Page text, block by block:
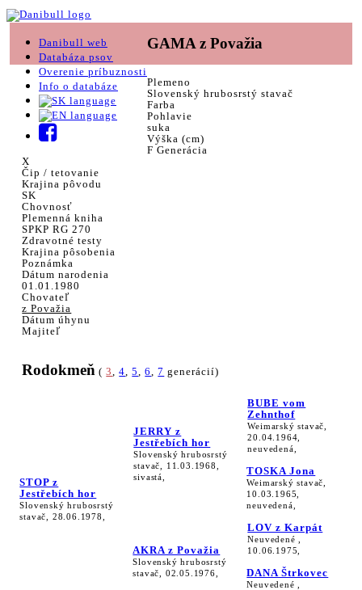
Danibull web
Databáza psov
Overenie príbuznosti
Info o databáze
GAMA z Považia
Plemeno
Slovenský hrubosrstý stavač
Farba
Pohlavie
suka
Výška (cm)
F Generácia
X
Čip / tetovanie
Krajina pôvodu
SK
Chovnosť
Plemenná kniha
SPKP RG 270
Zdravotné testy
Krajina pôsobenia
Poznámka
Dátum narodenia
01.01.1980
Chovateľ
z Považia
Dátum úhynu
Majiteľ
Rodokmeň (3,4,5,6,7 generácií)
STOP z
Jestřebích hor
Slovenský hrubosrstý
stavač, 28.06.1978,
JERRY z
Jestřebích hor
Slovenský hrubosrstý
stavač, 11.03.1968,
sivastá,
BUBE vom
Zehnthof
Weimarský stavač,
20.04.1964,
neuvedená,
TOSKA Jona
Weimarský stavač,
10.03.1965,
neuvedená,
AKRA z Považia
Slovenský hrubosrstý
stavač, 02.05.1976,
LOV z Karpát
Neuvedené ,
10.06.1975,
DANA Štrkovec
Neuvedené ,